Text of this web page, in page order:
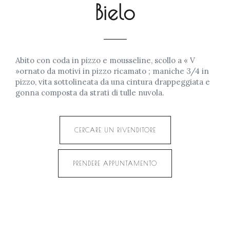
Bielo
Abito con coda in pizzo e mousseline, scollo a « V
»ornato da motivi in pizzo ricamato ; maniche 3/4 in
pizzo, vita sottolineata da una cintura drappeggiata e
gonna composta da strati di tulle nuvola.
CERCARE UN RIVENDITORE
PRENDERE APPUNTAMENTO